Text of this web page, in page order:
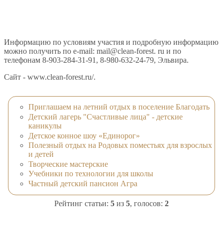
Информацию по условиям участия и подробную информацию
можно получить по e-mail: mail@clean-forest. ru и по
телефонам 8-903-284-31-91, 8-980-632-24-79, Эльвира.
Сайт - www.clean-forest.ru/.
Приглашаем на летний отдых в поселение Благодать
Детский лагерь "Счастливые лица" - детские
каникулы
Детское конное шоу «Единорог»
Полезный отдых на Родовых поместьях для взрослых
и детей
Творческие мастерские
Учебники по технологии для школы
Частный детский пансион Агра
Рейтинг статьи: 5 из 5, голосов: 2